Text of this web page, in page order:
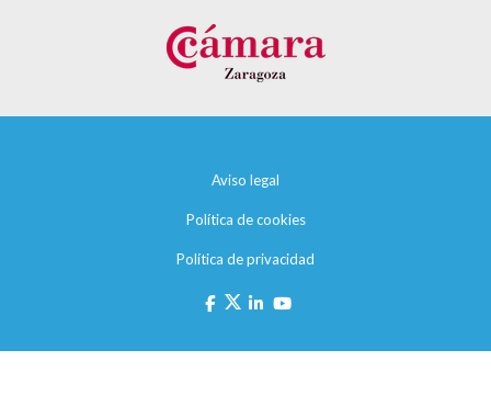
Aviso legal
Política de cookies
Política de privacidad